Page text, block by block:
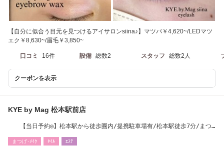
【自分に似合う目元を見つけるアイサロンsiina♪】マツパ￥4,620~/LEDマツ
エク￥8,630~/眉毛￥3,850~
口コミ 16件 設備 総数2 スタッフ 総数2人
クーポンを表示
KYE by Mag 松本駅前店
【当日予約◎】松本駅から徒歩圏内/提携駐車場有/松本駅徒歩7分/まつ
まつげ･ﾒｲｸ ﾈｲﾙ ｴｽﾃ